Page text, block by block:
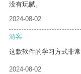
没有玩腻。
2024-08-02
游客
这款软件的学习方式非
2024-08-02